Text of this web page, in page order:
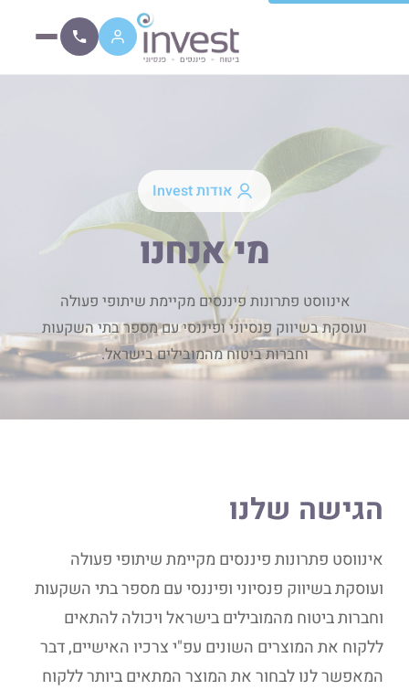
אודות Invest
מי אנחנו
אינווסט פתרונות פיננסים מקיימת שיתופי פעולה
ועוסקת בשיווק פנסיוני ופיננסי עם מספר בתי השקעות
וחברות ביטוח מהמובילים בישראל.
הגישה שלנו
אינווסט פתרונות פיננסים מקיימת שיתופי פעולה
ועוסקת בשיווק פנסיוני ופיננסי עם מספר בתי השקעות
וחברות ביטוח מהמובילים בישראל ויכולה להתאים
ללקוח את המוצרים השונים עפ"י צרכיו האישיים, דבר
המאפשר לנו לבחור את המוצר המתאים ביותר ללקוח